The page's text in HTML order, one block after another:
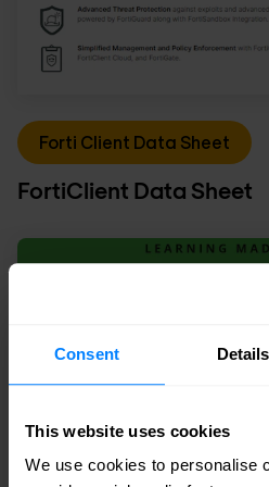
Consent Details
This website uses cookies
We use cookies to personalise
Forti Client Data Sheet
FortiClient Data Sheet